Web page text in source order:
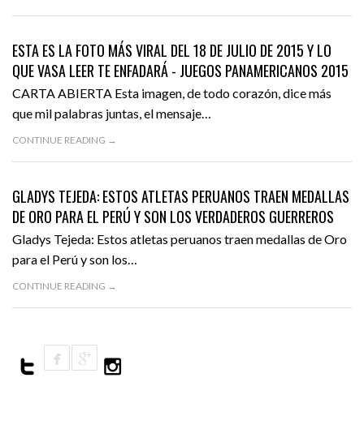
18 JULIO, 2015
ESTA ES LA FOTO MÁS VIRAL DEL 18 DE JULIO DE 2015 Y LO
QUE VASA LEER TE ENFADARÁ - JUEGOS PANAMERICANOS 2015
CARTA ABIERTA Esta imagen, de todo corazón, dice más
que mil palabras juntas, el mensaje…
CONTINUE READING →
18 JULIO, 2015
GLADYS TEJEDA: ESTOS ATLETAS PERUANOS TRAEN MEDALLAS
DE ORO PARA EL PERÚ Y SON LOS VERDADEROS GUERREROS
Gladys Tejeda: Estos atletas peruanos traen medallas de Oro
para el Perú y son los…
CONTINUE READING →